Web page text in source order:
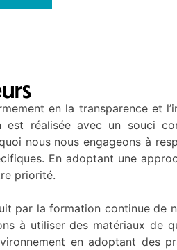
en la transparence et
réalisée avec un souci
nous nous engageons à
En adoptant une
priorité.
par la formation continue de
à utiliser des matériaux de
en adoptant des